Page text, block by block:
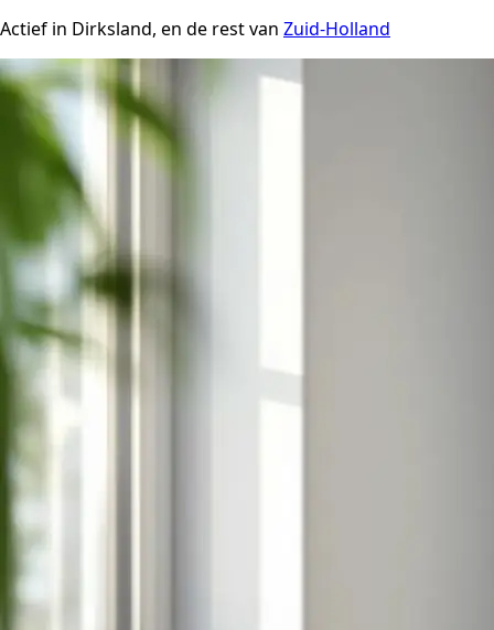
Actief in Dirksland, en de rest van Zuid-Holland